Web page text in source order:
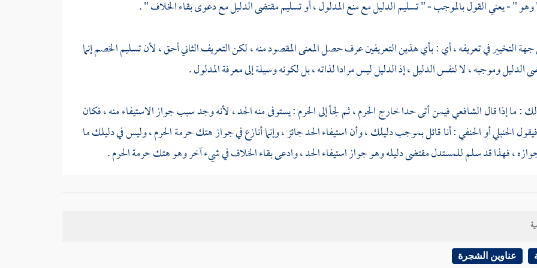
" - يعني القول بالموجب - " تسليم الدليل مع منع المدلول ، أو تسليم مقتضى الدليل مع دعوى بقاء الخلاف " .
التخيير في تعريفه ، أي : بأي هذين التعريفين عرف حصل المعنى المقصود منه ، لكن التعريف الثاني أحق ، لأن تسليم الخصم إنما
الدليل وموجبه ، لا لنفس الدليل ، إذ الدليل ليس مرادا لذاته ، بل لكونه وسيلة إلى معرفة المدلول .
: ما إذا قال الشافعي فيمن أتى حدا خارج الحرم ، ثم لجأ إلى الحرم : يستوفى منه الحد ، لأنه وجد سبب جواز الاستيفاء منه ، فكان
الحنبلي أو الحنفي : أنا قائل بموجب دليلك ، وأن استيفاء الحد جائز ، وإنما أنازع في جواز هتك حرمة الحرم ، وليس في دليلك ما
، فهذا قد سلم للمستدل مقتضى دليله وهو جواز استيفاء الحد ، وادعى بقاء الخلاف في شيء آخر وهو هتك حرمة الحرم .
قوله : " وهو " - يعني القول بالموجب - " آخر الأسئلة " الواردة على القياس على ما يقتضيه ترتيبها ، " وينقطع المعترض
بتوجيهه " . أي : إذا فسد القول بالموجب ، انقطع المعترض ، إذ بفساده يثبت دليل المستدل على محل النزاع سالما عن
بعض صور النزاع فيها بسورة الإخلاص ؛ قيل له : سلمنا دلالتها على التوحيد لكن لا دلالة فيها على وجوب الزكاة ، فتبقى دعواه
عناوين الشجرة